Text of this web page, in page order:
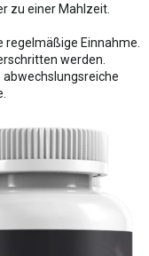
zu einer Mahlzeit.
regelmäßige Einnahme.
werden.